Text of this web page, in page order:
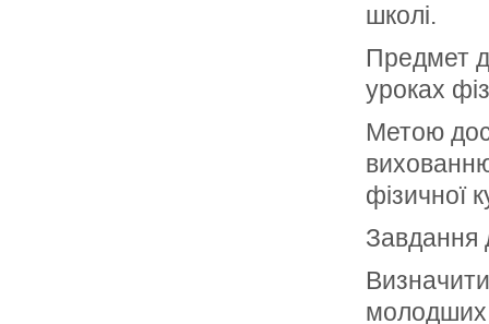
школі.
Предмет
уроках
Метою
фізичної
Завдання
молодших